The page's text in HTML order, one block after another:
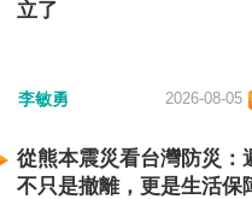
立了
李敏勇 2026-08-05
從熊本震災看台灣防災：
不只是撤離，更是生活保